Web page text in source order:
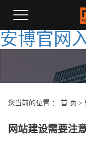
安博官网
您当前的位置 ： 首 页 >
网站建设需要注